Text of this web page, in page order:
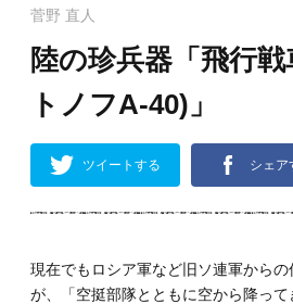
菅野 直人
陸の珍兵器「飛行
トノフA-40)」
ツイートする シェア
現在でもロシア軍など旧ソ連軍から
が、「空挺部隊とともに空から降っ